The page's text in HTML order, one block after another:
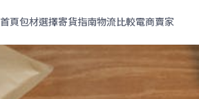
首頁包材選擇寄貨指南物流比較電商賣家